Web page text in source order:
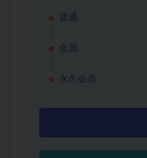
普通
会员
永久会员